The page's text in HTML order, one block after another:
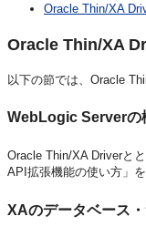
Oracle Thin/XA
Oracle Thin/XA
以下の節では、Oracle
WebLogic Serverの
Oracle Thin/XA Driverと
API拡張機能の使い方」
XAのデータベース